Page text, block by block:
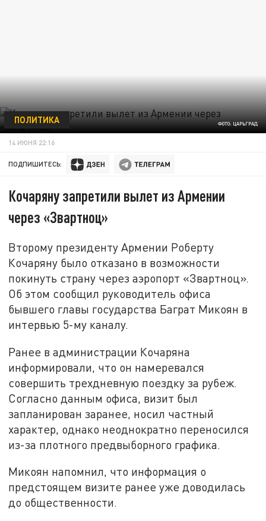
ФОТО: ЦАРЬГРАД
ПОЛИТИКА
14 ИЮНЯ 22:16
ПОДПИШИТЕСЬ:
Кочаряну запретили вылет из Армении
через «Звартноц»
Второму президенту Армении Роберту
Кочаряну было отказано в возможности
покинуть страну через аэропорт «Звартноц».
Об этом сообщил руководитель офиса
бывшего главы государства Баграт Микоян в
интервью 5-му каналу.
Ранее в администрации Кочаряна
информировали, что он намеревался
совершить трехдневную поездку за рубеж.
Согласно данным офиса, визит был
запланирован заранее, носил частный
характер, однако неоднократно переносился
из-за плотного предвыборного графика.
Микоян напомнил, что информация о
предстоящем визите ранее уже доводилась
до общественности.